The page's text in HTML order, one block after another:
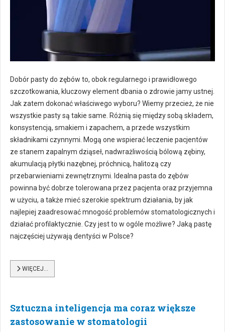
Dobór pasty do zębów to, obok regularnego i prawidłowego
szczotkowania, kluczowy element dbania o zdrowie jamy ustnej.
Jak zatem dokonać właściwego wyboru? Wiemy przecież, że nie
wszystkie pasty są takie same. Różnią się między sobą składem,
konsystencją, smakiem i zapachem, a przede wszystkim
składnikami czynnymi. Mogą one wspierać leczenie pacjentów
ze stanem zapalnym dziąseł, nadwrażliwością bólową zębiny,
akumulacją płytki nazębnej, próchnicą, halitozą czy
przebarwieniami zewnętrznymi. Idealna pasta do zębów
powinna być dobrze tolerowana przez pacjenta oraz przyjemna
w użyciu, a także mieć szerokie spektrum działania, by jak
najlepiej zaadresować mnogość problemów stomatologicznych i
działać profilaktycznie. Czy jest to w ogóle możliwe? Jaką pastę
najczęściej używają dentyści w Polsce?
WIĘCEJ…
Sztuczna inteligencja ma coraz większe
zastosowanie w stomatologii